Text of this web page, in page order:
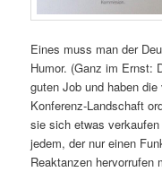
Eines muss man der
Humor. (Ganz im Ernst:
guten Job und haben
Konferenz-Landschaft
sie sich etwas
jedem, der nur einen
Reaktanzen hervorrufen